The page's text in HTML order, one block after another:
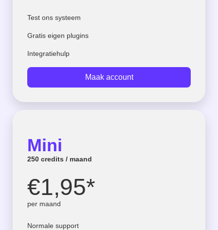
Test ons systeem
Gratis eigen plugins
Integratiehulp
Maak account
Mini
250 credits / maand
€1,95*
per maand
Normale support